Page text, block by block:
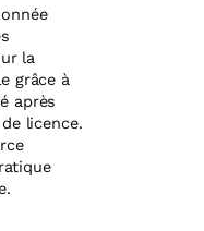
la
grâce à
après
licence.